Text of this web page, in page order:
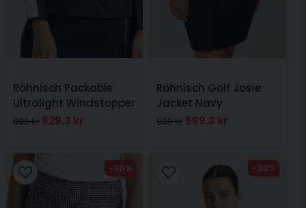
Röhnisch Packable
Ultralight Windstopper
Jacka Navy
899 kr 629,3 kr
Röhnisch Golf Josie
Jacket Navy
999 kr 699,3 kr
-30% -30%